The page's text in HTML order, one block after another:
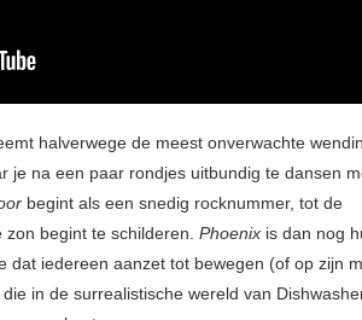
halverwege de meest onverwachte
je na een paar rondjes uitbundig te dansen
begint als een snedig rocknummer, tot de
begint te schilderen. Phoenix is dan nog
dat iedereen aanzet tot bewegen (of op zijn
in de surrealistische wereld van